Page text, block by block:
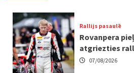
Rallijs pasaulē
Rovanpera
atgriezties
07/08/2026